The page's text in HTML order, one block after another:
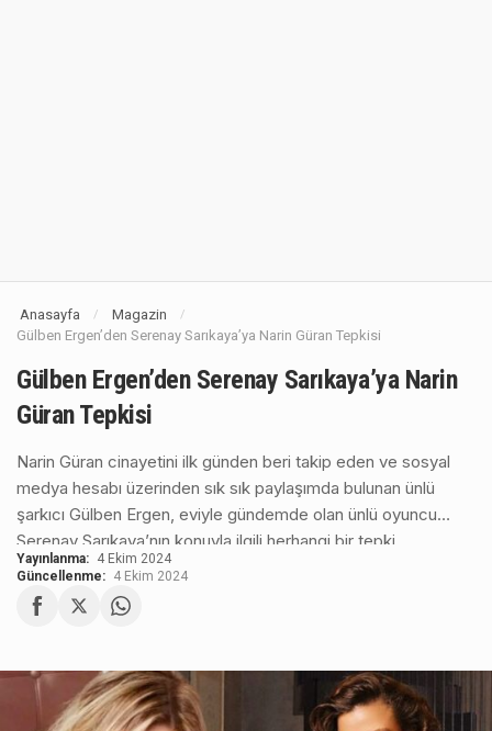
Anasayfa / Magazin /
Gülben Ergen’den Serenay Sarıkaya’ya Narin Güran Tepkisi
Gülben Ergen’den Serenay Sarıkaya’ya Narin
Güran Tepkisi
Narin Güran cinayetini ilk günden beri takip eden ve sosyal
medya hesabı üzerinden sık sık paylaşımda bulunan ünlü
şarkıcı Gülben Ergen, eviyle gündemde olan ünlü oyuncu
Serenay Sarıkaya’nın konuyla ilgili herhangi bir tepki
göstermemesine tepki çıktı.
Yayınlanma: 4 Ekim 2024
Güncellenme: 4 Ekim 2024